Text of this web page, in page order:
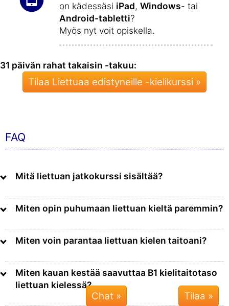
on kädessäsi iPad, Windows- tai
Android-tabletti?
Myös nyt voit opiskella.
31 päivän rahat takaisin -takuu:
Tilaa Liettuaa edistyneille -kielikurssi »
FAQ
Mitä liettuan jatkokurssi sisältää?
Miten opin puhumaan liettuan kieltä paremmin?
Miten voin parantaa liettuan kielen taitoani?
Miten kauan kestää saavuttaa B1 kielitaitotaso
liettuan kielessä?
Chat »